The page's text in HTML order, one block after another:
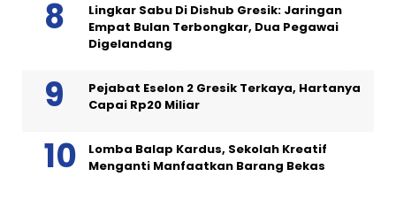
Lingkar Sabu Di Dishub Gresik: Jaringan
Empat Bulan Terbongkar, Dua Pegawai
Digelandang
Pejabat Eselon 2 Gresik Terkaya, Hartanya
Capai Rp20 Miliar
Lomba Balap Kardus, Sekolah Kreatif
Menganti Manfaatkan Barang Bekas